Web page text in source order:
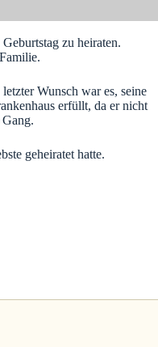
zu heiraten.
Wunsch war es, seine
erfüllt, da er nicht
geheiratet hatte.